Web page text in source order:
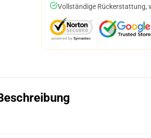
Vollständige Rückerstattung,